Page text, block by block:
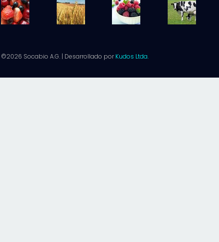
©2026 Socabio A.G. | Desarrollado porKudos Ltda.